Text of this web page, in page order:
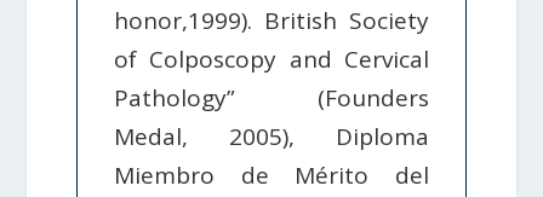
honor,1999). British Society
of Colposcopy and Cervical
Pathology” (Founders
Medal, 2005), Diploma
Miembro de Mérito del